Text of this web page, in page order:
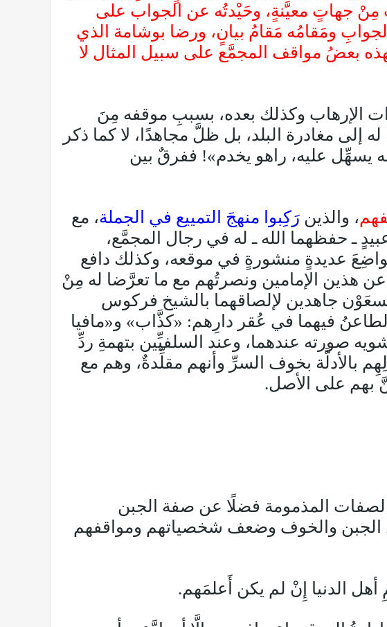
مِنْ جهاتٍ معيَّنةٍ، وحَيْدتُه عن الجواب على
ومَقامُه مَقامُ بيانٍ، ورضا بوشامة الذي
بعضُ مواقف المجمَّع على سبيل المثال لا
الإرهاب وكذلك بعده، بسببِ موقفه مِنَ
إلى مغادرة البلد، بل ظلَّ مجاهدًا، لا كما ذكر
يسهِّل عليه، راهو يخدم»! ففرقٌ بين
، والذين رَكِبوا منهجَ التمييع في الجملة، مع
ـ حفظهما الله ـ له في رجال المجمَّع،
عديدةٍ منشورةٍ في موقعه، وكذلك دافع
هذين الإمامين ونصرتُهم مع ما تعرَّضا له مِنْ
جاهدين لإلصاقهما بالشيخ فركوس
فيهما في عُقر دارِهم: «كذَّاب» و«مافيا
صورته عندهما، وعند السلفيِّين بتهمةِ ردِّ
بالأدلَّة بخوف السرِّ وأنهم مقلِّدةٌ، وهم مع
بهم على الأصل.
المذمومة فضلًا عن صفة الجبن
الجبن والخوف وضعف شخصياتهم ومواقفهم
الدنيا إِنْ لم يكن أَعلمَهم.